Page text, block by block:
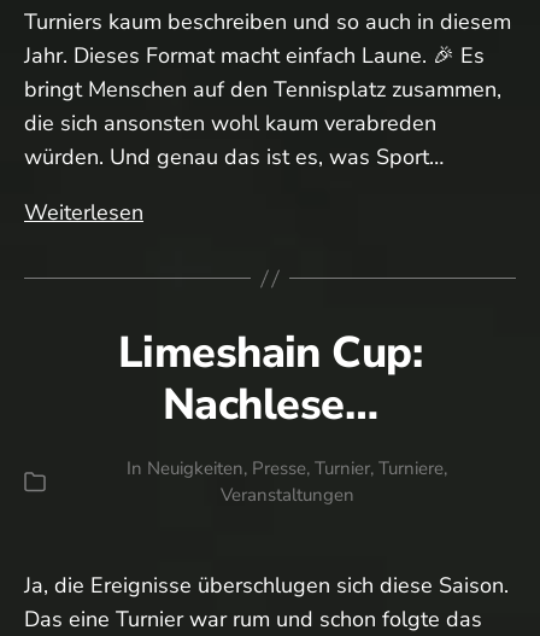
Turniers kaum beschreiben und so auch in diesem
Jahr. Dieses Format macht einfach Laune. 🎉 Es
bringt Menschen auf den Tennisplatz zusammen,
die sich ansonsten wohl kaum verabreden
würden. Und genau das ist es, was Sport…
Weiterlesen
das
für
ein
schönes
🤩
Limeshain Cup:
Nachlese…
Kategorien
In Neuigkeiten, Presse, Turnier, Turniere,
Veranstaltungen
Ja, die Ereignisse überschlugen sich diese Saison.
Das eine Turnier war rum und schon folgte das